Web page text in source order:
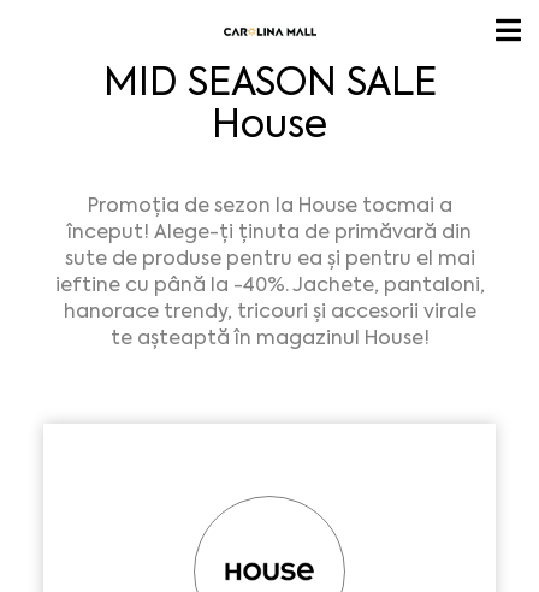
MID SEASON SALE
House
Promoția de sezon la House tocmai a
început! Alege-ți ținuta de primăvară din
sute de produse pentru ea și pentru el mai
ieftine cu până la -40%. Jachete, pantaloni,
hanorace trendy, tricouri și accesorii virale
te așteaptă în magazinul House!